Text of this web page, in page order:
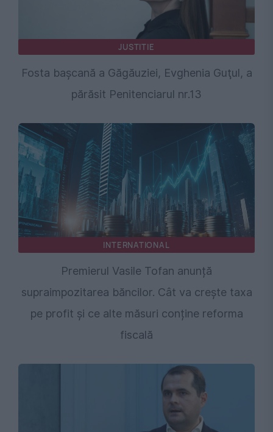
JUSTITIE
Fosta başcană a Găgăuziei, Evghenia Guţul, a
părăsit Penitenciarul nr.13
INTERNATIONAL
Premierul Vasile Tofan anunță
supraimpozitarea băncilor. Cât va crește taxa
pe profit și ce alte măsuri conține reforma
fiscală